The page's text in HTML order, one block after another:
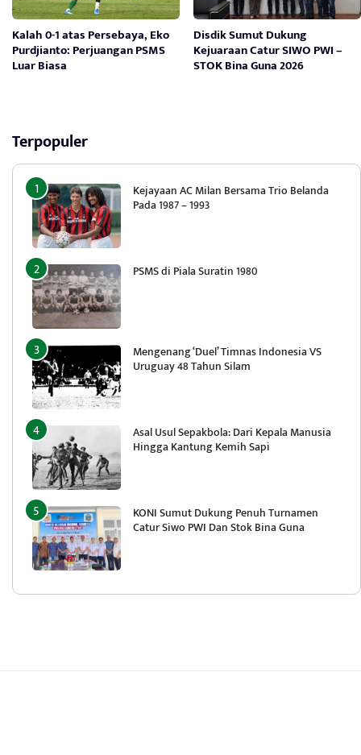
Kalah 0-1 atas Persebaya, Eko
Purdjianto: Perjuangan PSMS
Luar Biasa
Disdik Sumut Dukung
Kejuaraan Catur SIWO PWI –
STOK Bina Guna 2026
Terpopuler
Kejayaan AC Milan Bersama Trio Belanda
Pada 1987 – 1993
PSMS di Piala Suratin 1980
Mengenang ‘Duel’ Timnas Indonesia VS
Uruguay 48 Tahun Silam
Asal Usul Sepakbola: Dari Kepala Manusia
Hingga Kantung Kemih Sapi
KONI Sumut Dukung Penuh Turnamen
Catur Siwo PWI Dan Stok Bina Guna